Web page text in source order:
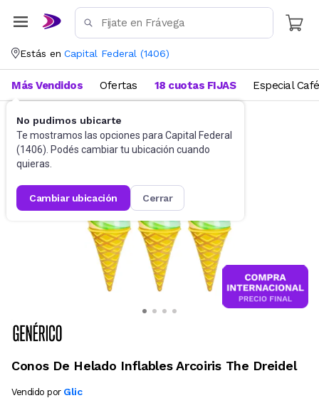
Estás en Capital Federal (1406)
No pudimos ubicarte
Te mostramos las opciones para Capital Federal
(1406). Podés cambiar tu ubicación cuando
quieras.
cambiar ubicación cerrar
Más Vendidos Ofertas 18 cuotas FIJAS Especial Café
Piletas y piscinas Inflables
Conos De Helado Inflables Arcoiris The Dreidel
Vendido por Glic